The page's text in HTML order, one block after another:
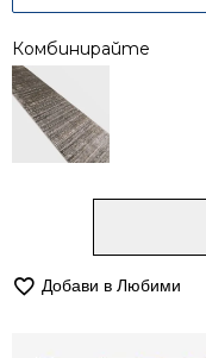
Комбинирайте
140/200
Добави в Любими